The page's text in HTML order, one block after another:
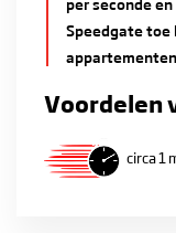
Speedgate toe
Voordelen
circa 1